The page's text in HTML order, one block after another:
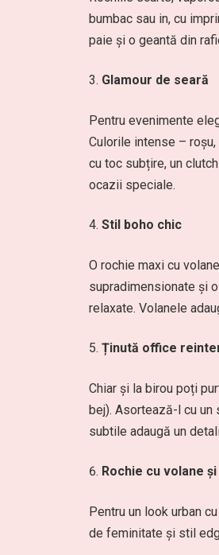
bumbac sau in, cu
paie și o geantă din
Glamour de seară
Pentru evenimente
Culorile intense –
cu toc subțire, un
ocazii speciale.
Stil boho chic
O rochie maxi cu
supradimensionate și
relaxate. Volanele
Ținută office
Chiar și la birou poți
bej). Asortează-l cu un
subtile adaugă un
Rochie cu volane
Pentru un look urban
de feminitate și stil